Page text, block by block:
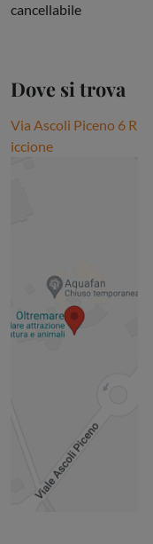
cancellabile
Dove si trova
Via Ascoli Piceno 6 R
iccione